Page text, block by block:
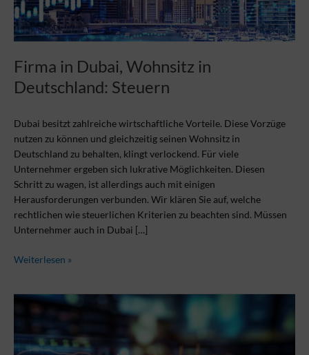
Firma in Dubai, Wohnsitz in
Deutschland: Steuern
Dubai besitzt zahlreiche wirtschaftliche Vorteile. Diese Vorzüge
nutzen zu können und gleichzeitig seinen Wohnsitz in
Deutschland zu behalten, klingt verlockend. Für viele
Unternehmer ergeben sich lukrative Möglichkeiten. Diesen
Schritt zu wagen, ist allerdings auch mit einigen
Herausforderungen verbunden. Wir klären Sie auf, welche
rechtlichen wie steuerlichen Kriterien zu beachten sind. Müssen
Unternehmer auch in Dubai […]
Weiterlesen »
Dubai
Krypto
Neue